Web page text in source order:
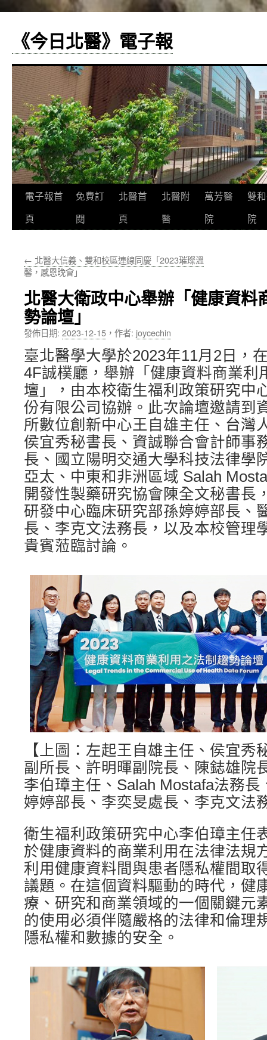
《今日北醫》電子報
跳
至
要
容
電子報首
頁
免費訂
閱
北醫首
頁
北醫附
醫
萬芳醫
院
雙
院
← 北醫大信義、雙和校區連線同慶「2023璀璨溫
馨，感恩晚會」
北醫大衛政中心舉辦「健康資料
勢論壇」
發佈日期: 2023-12-15 ， 作者: joycechin
臺北醫學大學於2023年11月2日，
4F誠樸廳，舉辦「健康資料商業利
壇」，由本校衛生福利政策研究中
份有限公司協辦。此次論壇邀請到
所數位創新中心王自雄主任、台灣
侯宜秀秘書長、資誠聯合會計師事
長、國立陽明交通大學科技法律學
亞太、中東和非洲區域 Salah
開發性製藥研究協會陳全文秘書長
研發中心臨床研究部孫婷婷部長、
長、李克文法務長，以及本校管理
貴賓蒞臨討論。
【上圖：左起王自雄主任、侯宜秀
副所長、許明暉副院長、陳鋕雄院
李伯璋主任、Salah Mostafa法務
婷婷部長、李奕旻處長、李克文法
衛生福利政策研究中心李伯璋主任
於健康資料的商業利用在法律法規
利用健康資料間與患者隱私權間取
議題。在這個資料驅動的時代，健
療、研究和商業領域的一個關鍵元
的使用必須伴隨嚴格的法律和倫理
隱私權和數據的安全。